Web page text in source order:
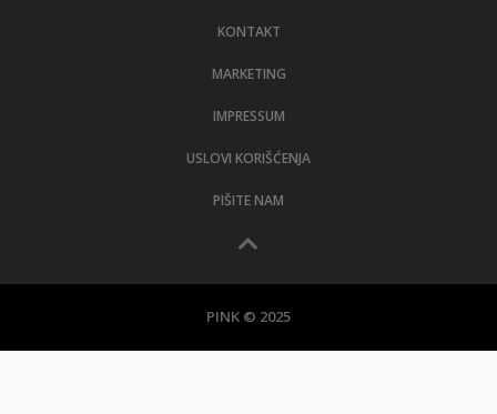
KONTAKT
MARKETING
IMPRESSUM
USLOVI KORIŠĆENJA
PIŠITE NAM
PINK © 2025